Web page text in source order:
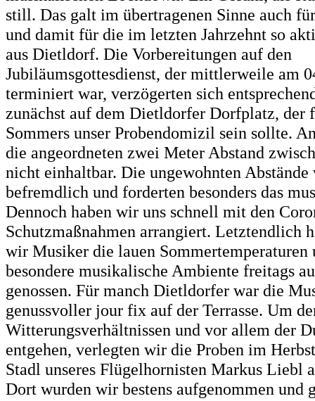
still. Das galt im übertragenen Sinne auch
und damit für die im letzten Jahrzehnt so
aus Dietldorf. Die Vorbereitungen auf den
Jubiläumsgottesdienst, der mittlerweile am
terminiert war, verzögerten sich
zunächst auf dem Dietldorfer Dorfplatz, der
Sommers unser Probendomizil sein sollte.
die angeordneten zwei Meter Abstand
nicht einhaltbar. Die ungewohnten Abstände
befremdlich und forderten besonders das
Dennoch haben wir uns schnell mit den
Schutzmaßnahmen arrangiert. Letztendlich
wir Musiker die lauen Sommertemperaturen
besondere musikalische Ambiente freitags
genossen. Für manch Dietldorfer war die
genussvoller jour fix auf der Terrasse. Um
Witterungsverhältnissen und vor allem der
entgehen, verlegten wir die Proben im
Stadl unseres Flügelhornisten Markus Liebl
Dort wurden wir bestens aufgenommen und